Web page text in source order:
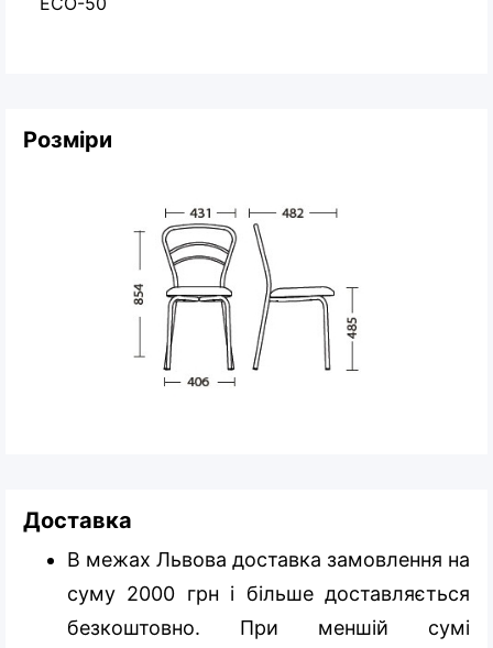
Розміри
Доставка
В межах Львова доставка замовлення на
суму 2000 грн і більше доставляється
безкоштовно. При меншій сумі